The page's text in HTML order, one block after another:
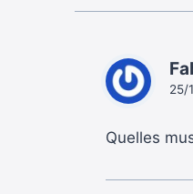
25/
Quelles